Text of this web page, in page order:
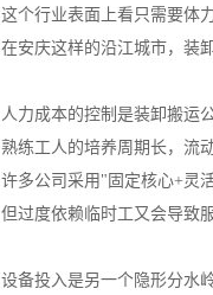
这个行业表面上看只需要体
在安庆这样的沿江城市，装
人力成本的控制是装卸搬运
熟练工人的培养周期长，流
许多公司采用"固定核心+灵
但过度依赖临时工又会导致
设备投入是另一个隐形分水岭